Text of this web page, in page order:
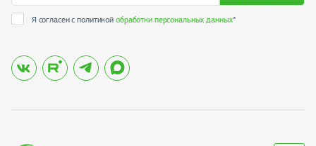
Я согласен с политикойобработки персональных данных*